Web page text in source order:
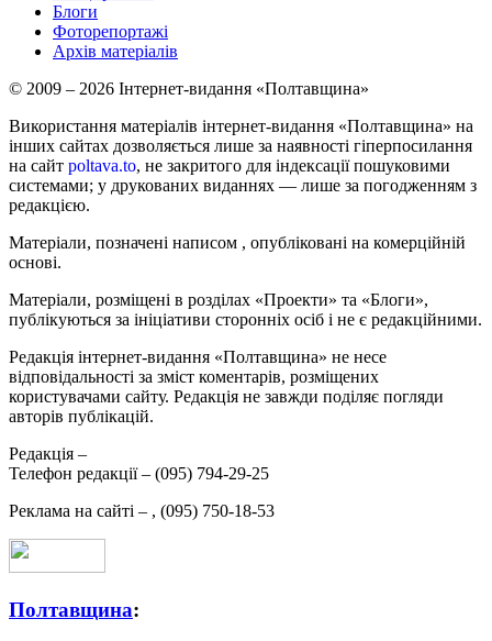
Блоги
Фоторепортажі
Архів матеріалів
© 2009 – 2026 Інтернет-видання «Полтавщина»
Використання матеріалів інтернет-видання «Полтавщина» на
інших сайтах дозволяється лише за наявності гіперпосилання
на сайт poltava.to, не закритого для індексації пошуковими
системами; у друкованих виданнях — лише за погодженням з
редакцією.
Матеріали, позначені написом , опубліковані на комерційній
основі.
Матеріали, розміщені в розділах «Проекти» та «Блоги»,
публікуються за ініціативи сторонніх осіб і не є редакційними.
Редакція інтернет-видання «Полтавщина» не несе
відповідальності за зміст коментарів, розміщених
користувачами сайту. Редакція не завжди поділяє погляди
авторів публікацій.
Редакція –
Телефон редакції – (095) 794-29-25
Реклама на сайті – , (095) 750-18-53
Полтавщина: